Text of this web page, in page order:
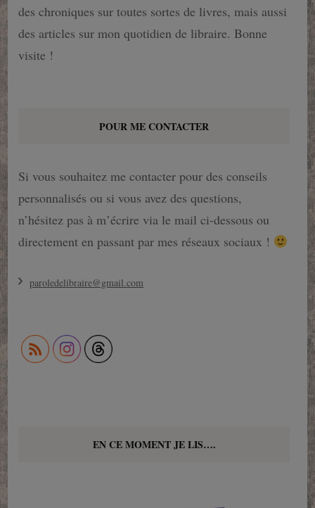
des chroniques sur toutes sortes de livres, mais aussi
des articles sur mon quotidien de libraire. Bonne
visite !
POUR ME CONTACTER
Si vous souhaitez me contacter pour des conseils
personnalisés ou si vous avez des questions,
n’hésitez pas à m’écrire via le mail ci-dessous ou
directement en passant par mes réseaux sociaux !
paroledelibraire@gmail.com
EN CE MOMENT JE LIS….